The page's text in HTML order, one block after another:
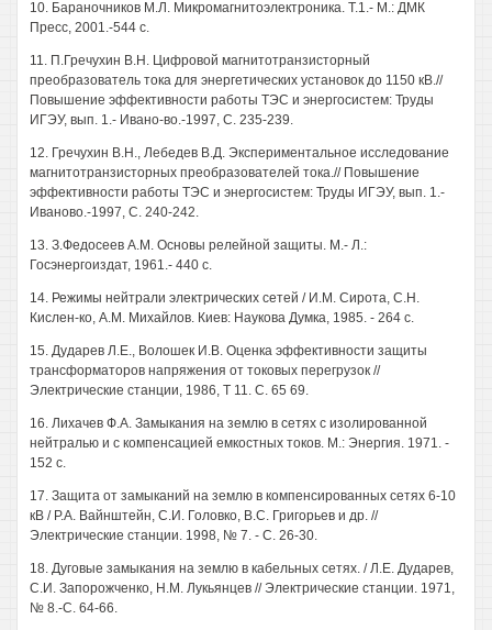
10. Бараночников М.Л. Микромагнитоэлектроника. Т.1.- М.: ДМК
Пресс, 2001.-544 с.
11. П.Гречухин В.Н. Цифровой магнитотранзисторный
преобразователь тока для энергетических установок до 1150 кВ.//
Повышение эффективности работы ТЭС и энергосистем: Труды
ИГЭУ, вып. 1.- Ивано-во.-1997, С. 235-239.
12. Гречухин В.Н., Лебедев В.Д. Экспериментальное исследование
магнитотранзисторных преобразователей тока.// Повышение
эффективности работы ТЭС и энергосистем: Труды ИГЭУ, вып. 1.-
Иваново.-1997, С. 240-242.
13. З.Федосеев A.M. Основы релейной защиты. М.- Л.:
Госэнергоиздат, 1961.- 440 с.
14. Режимы нейтрали электрических сетей / И.М. Сирота, С.Н.
Кислен-ко, A.M. Михайлов. Киев: Наукова Думка, 1985. - 264 с.
15. Дударев Л.Е., Волошек И.В. Оценка эффективности защиты
трансформаторов напряжения от токовых перегрузок //
Электрические станции, 1986, Т 11. С. 65 69.
16. Лихачев Ф.А. Замыкания на землю в сетях с изолированной
нейтралью и с компенсацией емкостных токов. М.: Энергия. 1971. -
152 с.
17. Защита от замыканий на землю в компенсированных сетях 6-10
кВ / Р.А. Вайнштейн, С.И. Головко, B.C. Григорьев и др. //
Электрические станции. 1998, № 7. - С. 26-30.
18. Дуговые замыкания на землю в кабельных сетях. / Л.Е. Дударев,
С.И. Запорожченко, Н.М. Лукьянцев // Электрические станции. 1971,
№ 8.-С. 64-66.